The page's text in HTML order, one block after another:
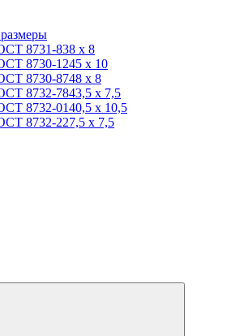
8731-838 x 8
8730-1245 x 10
8730-8748 x 8
8732-7843,5 x 7,5
8732-0140,5 x 10,5
8732-227,5 x 7,5